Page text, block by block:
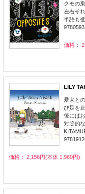
クモの
左右そ
単語も
価格：
LILY
愛犬と
び足を
後には
対照的
価格： 2,156円(本体 1,960円)